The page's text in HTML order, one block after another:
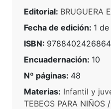
Editorial: BRUGUERA
Fecha de edición: 1
ISBN: 9788402426864
Encuadernación: 10
Nº páginas: 48
Materias: Infantil y
TEBEOS PARA NIÑOS /